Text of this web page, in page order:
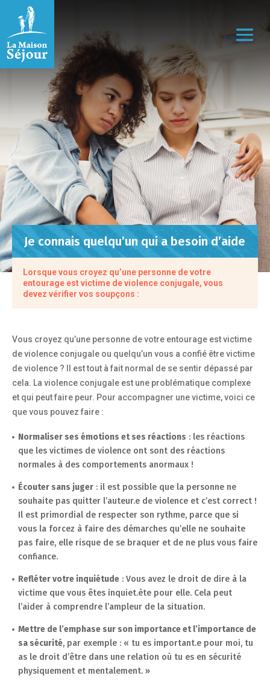
Je connais quelqu’un qui a besoin d’aide
Lorsque vous croyez qu’une personne de votre
entourage est victime de violence conjugale, vous
devez vérifier vos soupçons :
Vous croyez qu’une personne de votre entourage est victime
de violence conjugale ou quelqu’un vous a confié être victime
de violence ? Il est tout à fait normal de se sentir dépassé par
cela. La violence conjugale est une problématique complexe
et qui peut faire peur. Pour accompagner une victime, voici ce
que vous pouvez faire :
Normaliser ses émotions et ses réactions : les réactions
que les victimes de violence ont sont des réactions
normales à des comportements anormaux !
Écouter sans juger : il est possible que la personne ne
souhaite pas quitter l’auteur.e de violence et c’est correct !
Il est primordial de respecter son rythme, parce que si
vous la forcez à faire des démarches qu’elle ne souhaite
pas faire, elle risque de se braquer et de ne plus vous faire
confiance.
Refléter votre inquiétude : Vous avez le droit de dire à la
victime que vous êtes inquiet.ète pour elle. Cela peut
l’aider à comprendre l’ampleur de la situation.
Mettre de l’emphase sur son importance et l’importance de
sa sécurité, par exemple : « tu es important.e pour moi, tu
as le droit d’être dans une relation où tu es en sécurité
physiquement et mentalement. »